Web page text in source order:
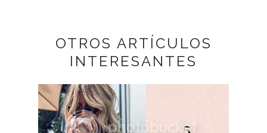
OTROS ARTÍCULOS
INTERESANTES